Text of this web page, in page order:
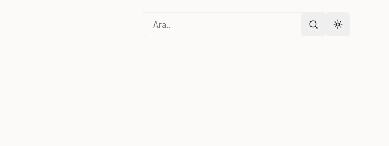
Ara Tema